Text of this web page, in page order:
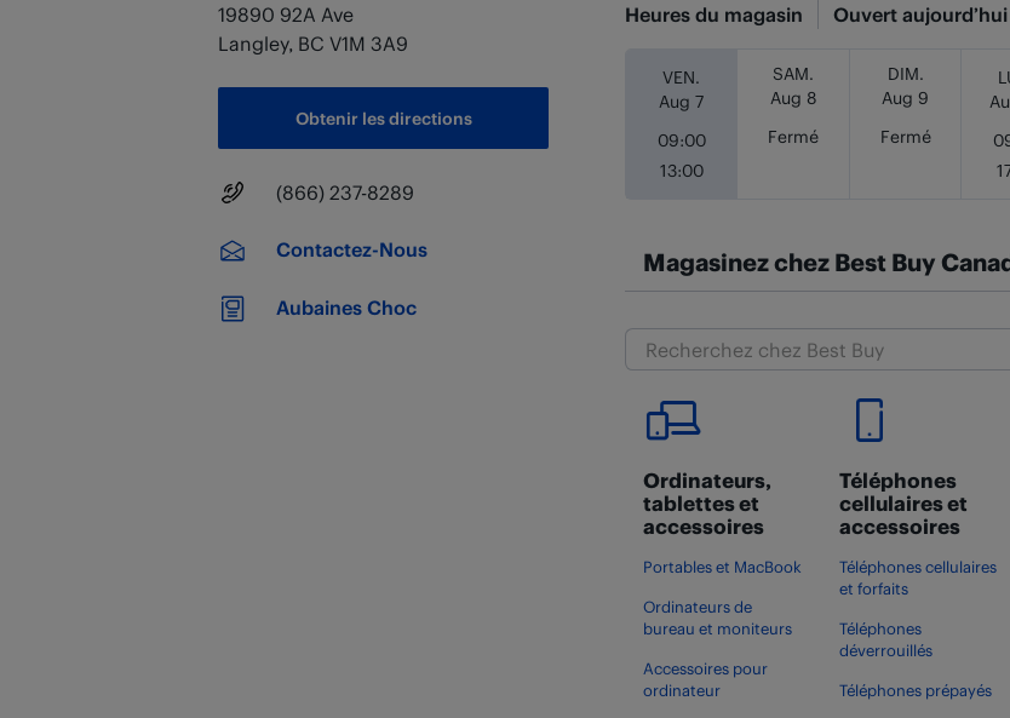
19890 92A Ave
Langley, BC V1M 3A9
Obtenir les directions
Numéro principal
(866) 237-8289
Contactez-Nous
Aubaines Choc
Heures du magasin Ouvert aujourd’hui
Jour de la semaine Heures
VEN.
Aug 7
09:00
13:00
SAM.
Aug 8
Fermé
DIM.
Aug 9
Fermé
Magasinez chez Best Buy
Ordinateurs,
tablettes et
accessoires
Portables et MacBook
Ordinateurs de
bureau et moniteurs
Accessoires pour
ordinateur
Téléphones
cellulaires et
accessoires
Téléphones cellulaires
et forfaits
Téléphones
déverrouillés
Téléphones prépayés